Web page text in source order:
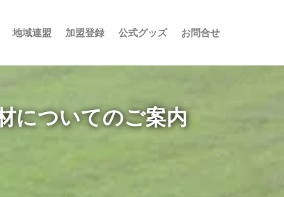
地域連盟 加盟登録 公式グッズ お問合せ
についてのご案内